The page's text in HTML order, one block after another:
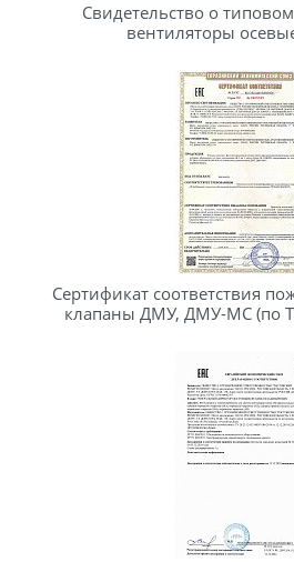
Свидетельство о
вентиляторы
Сертификат соответствия
клапаны ДМУ, ДМУ-МС (по